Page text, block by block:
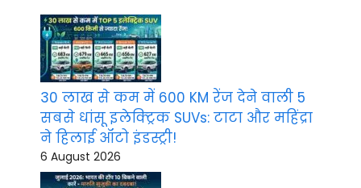
30 लाख से कम में 600 KM रेंज देने वाली 5
सबसे धांसू इलेक्ट्रिक SUVs: टाटा और महिंद्रा
ने हिलाई ऑटो इंडस्ट्री!
6 August 2026